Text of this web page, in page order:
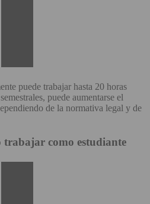
puede trabajar hasta 20 horas
puede aumentarse el
de la normativa legal y de
trabajar como estudiante